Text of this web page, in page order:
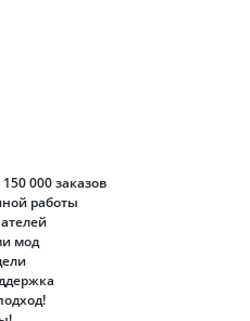
000 заказов
работы
мод